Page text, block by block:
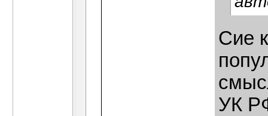
Сие
УК